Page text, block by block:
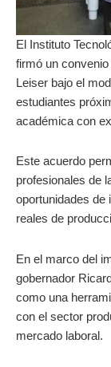
El Instituto
firmó un
Leiser bajo el
estudiantes
académica con
Este acuerdo
profesionales de
oportunidades de
reales de
En el marco del
gobernador
como una
con el sector
mercado laboral.